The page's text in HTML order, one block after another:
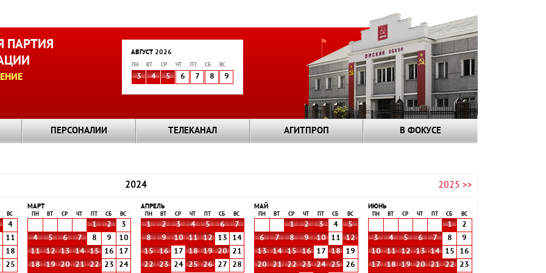
ПАРТИЯ
АВГУСТ 2026
ПН ВТ СР ЧТ СБ ВС
3 4 5 6 7 8 9
ПЕРСОНАЛИИ ТЕЛЕКАНАЛ АГИТПРОП В ФОКУСЕ
2024 2025 >>
ВС
4
11
18
25
МАРТ
ПН ВТ СР ЧТ СБ ВС
1 2
3
4
5 6 7 8 9
10
11
12 13 14 15 16
17
18
19 20 21 22 23
24
АПРЕЛЬ
ПН ВТ СР ЧТ СБ ВС
1 2 3 4 5 6
7
8
9 10 11 12 13
14
15
16 17 18 19 20
21
22
23 24 25 26 27
28
МАЙ
ПН ВТ СР ЧТ СБ ВС
1 2 3 4
5
6
7 8 9 10 11
12
13
14 15 16 17 18
19
20
21 22 23 24 25
26
ИЮНЬ
ПН ВТ СР ЧТ СБ ВС
1
2
3
4 5 6 7 8
9
10
11 12 13 14 15
16
17
18 19 20 21 22
23